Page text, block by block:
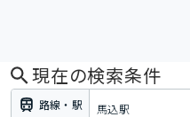
現在の検索条件
路線・駅 馬込駅